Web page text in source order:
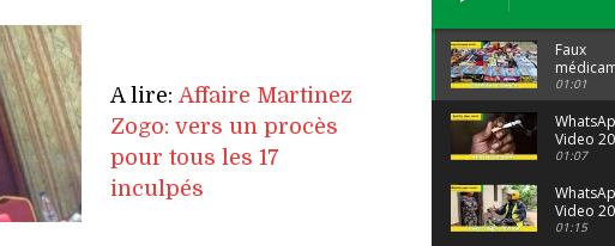
A lire: Affaire Martinez
Zogo: vers un procès
pour tous les 17
inculpés
malgré
Faux
: Le
porte
malgré
01:01
Video
04 at 15
01:07
Video
29 at 12
01:15